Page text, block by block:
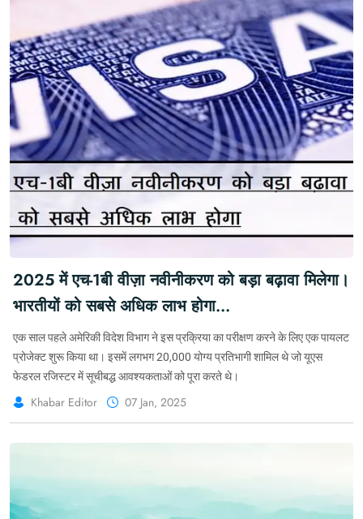
2025 में एच-1बी वीज़ा नवीनीकरण को बड़ा बढ़ावा मिलेगा।
भारतीयों को सबसे अधिक लाभ होगा
#H1BVisaRenewal #H1B
#USDepartmentOfState
एक साल पहले अमेरिकी विदेश विभाग ने इस प्रक्रिया का परीक्षण करने के लिए एक पायलट
प्रोजेक्ट शुरू किया था। इसमें लगभग 20,000 योग्य प्रतिभागी शामिल थे जो यूएस
फेडरल रजिस्टर में सूचीबद्ध आवश्यकताओं को पूरा करते थे।
Khabar Editor 07 Jan, 2025